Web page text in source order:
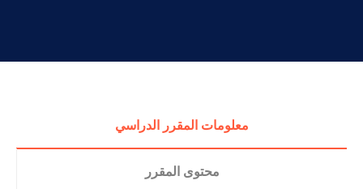
معلومات المقرر الدراسي
محتوى المقرر